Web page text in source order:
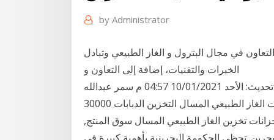
by Administrator
في مجال البترول و الغاز​ الطبيعي وتبادل
الخبرات والتقنيات، إضافة إلى التعاون و
مزايا استخدام الغاز الطبيعي بيئيًا للسيارات والمركبات آخر تحديث: الأحد 10/01/2021 04:57 م سمر عبدالله
الغاز الطبيعي جودة عالية الفولاذ المقاوم للصدأ خزانات الغاز الطبيعي المسال التخزين الدبابات 30000m3
تخزين الغاز الطبيعي المسال سوق المنتج,